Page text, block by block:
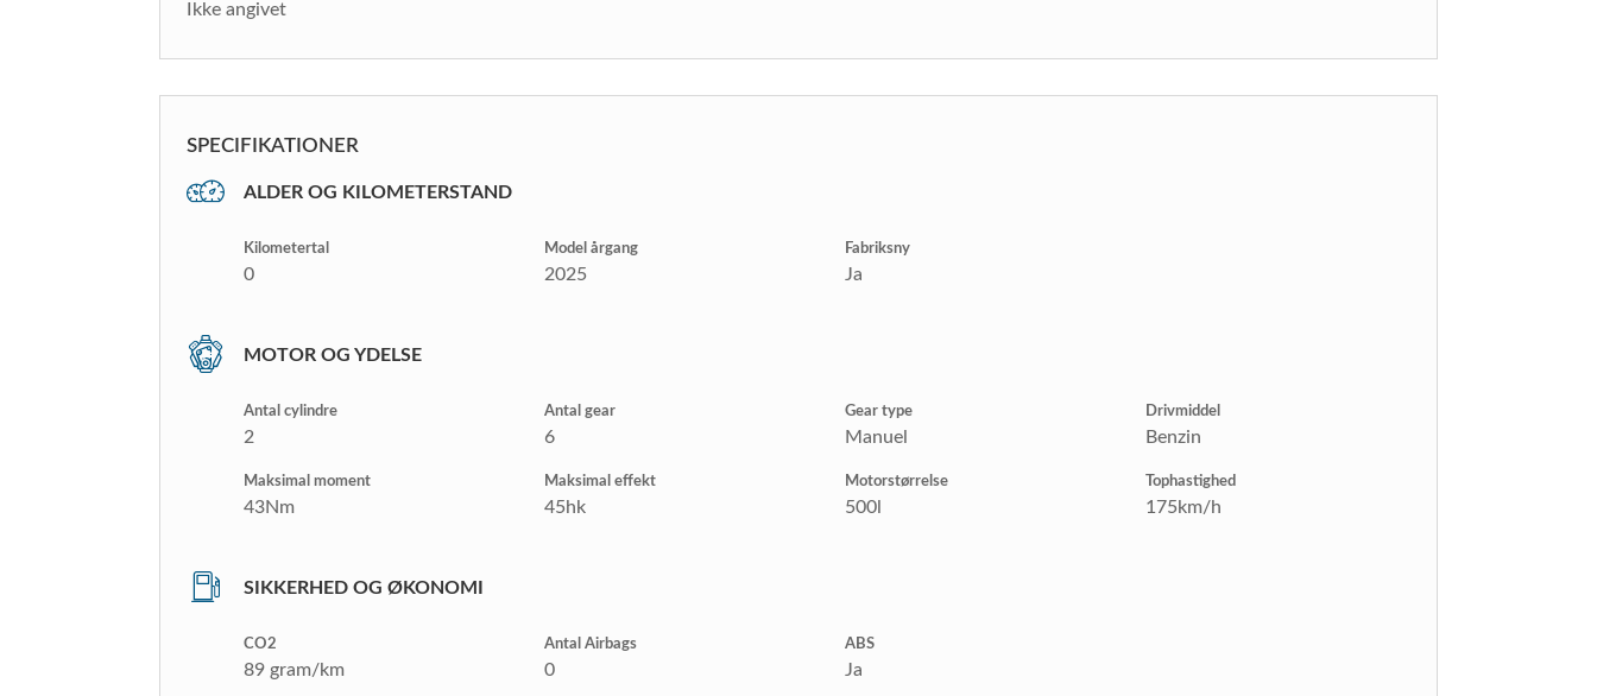
Ikke angivet
SPECIFIKATIONER
ALDER OG KILOMETERSTAND
Kilometertal
0
Model årgang
2025
Fabriksny
Ja
MOTOR OG YDELSE
Antal cylindre
2
Antal gear
6
Gear type
Manuel
Drivmiddel
Benzin
Maksimal moment
43Nm
Maksimal effekt
45hk
Motorstørrelse
500l
Tophastighed
175km/h
SIKKERHED OG ØKONOMI
CO2
89 gram/km
Antal Airbags
0
ABS
Ja